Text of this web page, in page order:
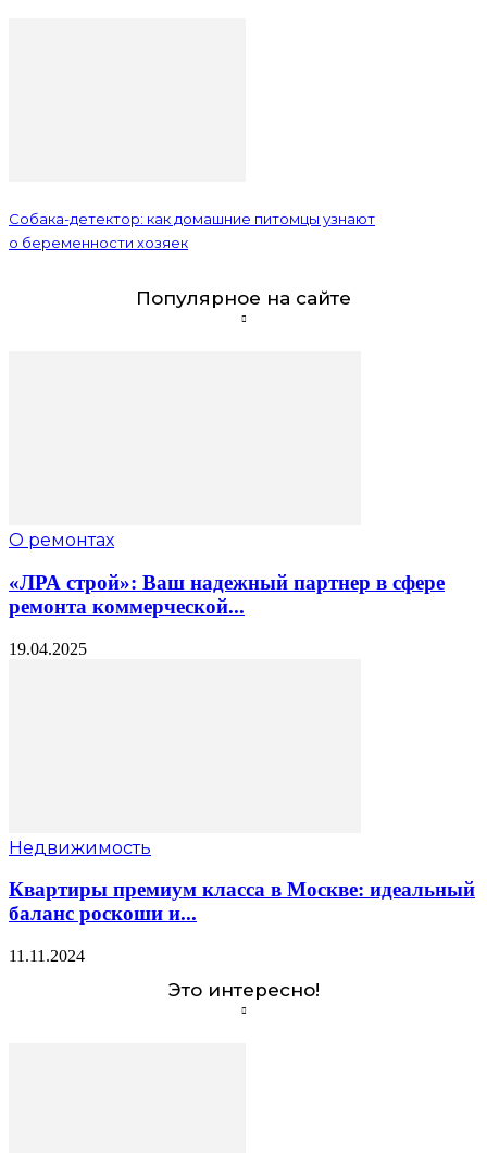
Собака-детектор: как домашние питомцы узнают
о беременности хозяек
Популярное на сайте
О ремонтах
«ЛРА строй»: Ваш надежный партнер в сфере
ремонта коммерческой...
19.04.2025
Недвижимость
Квартиры премиум класса в Москве: идеальный
баланс роскоши и...
11.11.2024
Это интересно!